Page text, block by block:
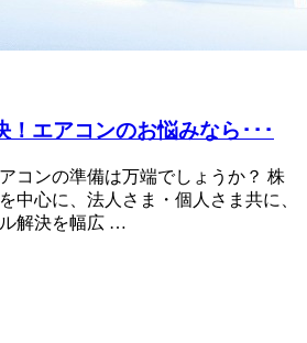
！エアコンのお悩みなら･･･
コンの準備は万端でしょうか？ 株
中心に、法人さま・個人さま共に、
解決を幅広 …